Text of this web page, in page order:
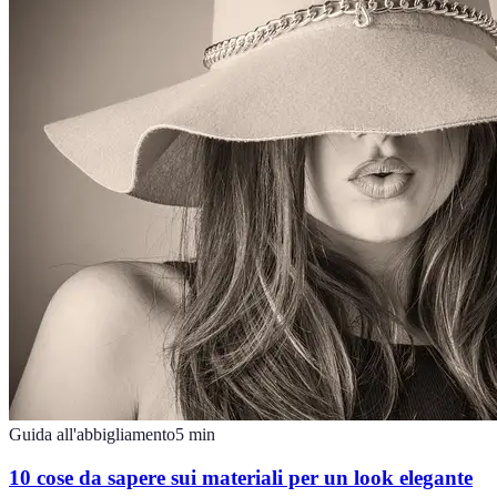
Guida all'abbigliamento5 min
10 cose da sapere sui materiali per un look elegante